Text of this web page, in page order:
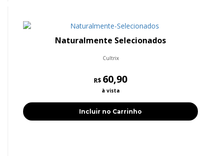
Naturalmente Selecionados
Cultrix
R$ 60,90
à vista
Incluir no Carrinho